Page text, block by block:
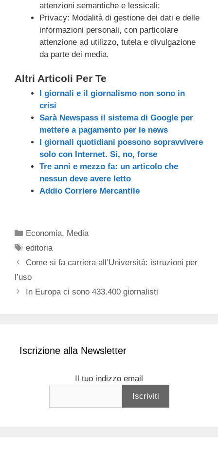
attenzioni semantiche e lessicali;
Privacy: Modalità di gestione dei dati e delle
informazioni personali, con particolare
attenzione ad utilizzo, tutela e divulgazione
da parte dei media.
Altri Articoli Per Te
I giornali e il giornalismo non sono in
crisi
Sarà Newspass il sistema di Google per
mettere a pagamento per le news
I giornali quotidiani possono sopravvivere
solo con Internet. Si, no, forse
Tre anni e mezzo fa: un articolo che
nessun deve avere letto
Addio Corriere Mercantile
Categorie
Economia, Media
Tag
editoria
Come si fa carriera all’Università: istruzioni per
l’uso
In Europa ci sono 433.400 giornalisti
Iscrizione alla Newsletter
Il tuo indizzo email